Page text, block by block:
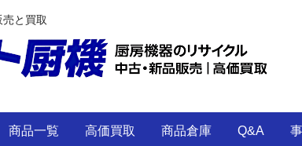
と買取
商品一覧 高価買取 商品倉庫 Q&A